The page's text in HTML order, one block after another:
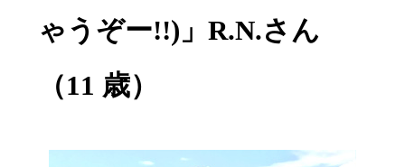
ゃうぞー!!)」R.N.さん
（11 歳）